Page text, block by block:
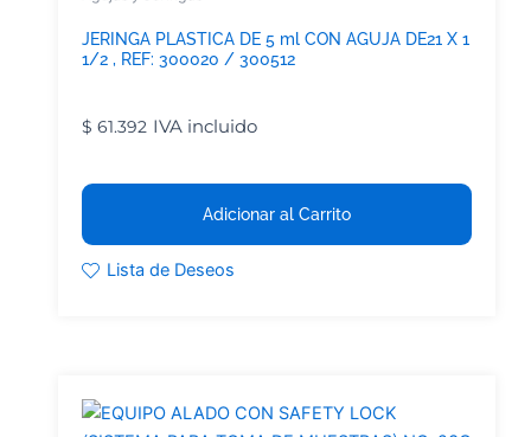
JERINGA PLASTICA DE 5 ml CON AGUJA DE21 X 1
1/2 , REF: 300020 / 300512
$ 61.392 IVA incluido
Adicionar al Carrito
Lista de Deseos